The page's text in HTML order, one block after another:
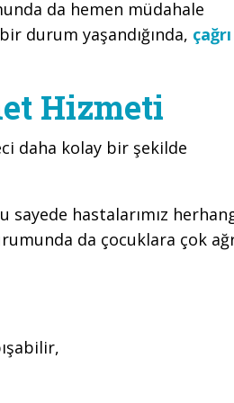
da hemen müdahale
durum yaşandığında, çağrı
Hizmeti
daha kolay bir şekilde
sayede hastalarımız
da çocuklara çok